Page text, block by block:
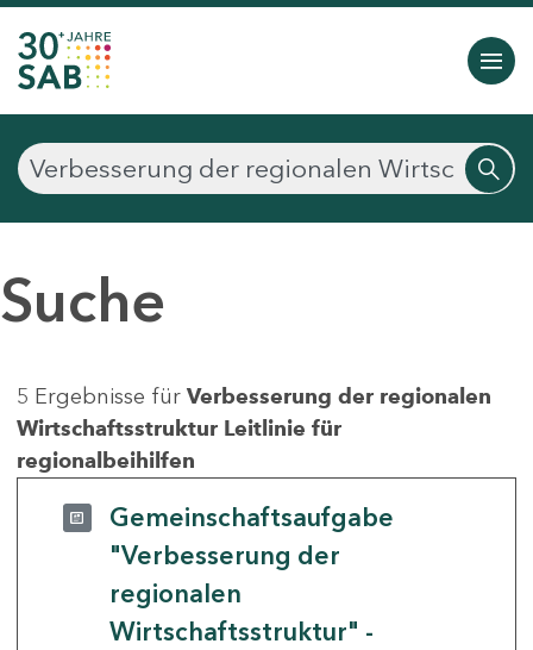
Suche
5 Ergebnisse für Verbesserung der regionalen
Wirtschaftsstruktur Leitlinie für
regionalbeihilfen
Gemeinschaftsaufgabe
"Verbesserung der
regionalen
Wirtschaftsstruktur" -